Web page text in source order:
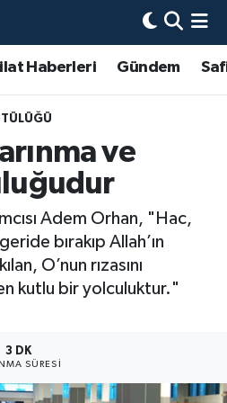
Haberleri Gündem
ve
Adem Orhan, "Hac,
bırakıp Allah’ın
O’nun rızasını
kutlu bir yolculuktur."
3 DK
SÜRESI
ve Fikstür